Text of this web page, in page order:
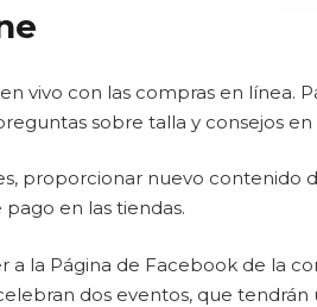
vivo con las compras en línea.
sobre talla y consejos
proporcionar nuevo
en las tiendas.
la Página de Facebook de la
dos eventos, que